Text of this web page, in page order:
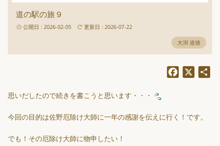
道の駅の旅９
公開日 : 2026-02-05 更新日 : 2026-07-22
大渕 道徳
Facebook
思いだしたので続きを書こうと思います・・・
今回の目的は佐野厄除け大師に一年の感謝を伝えに行く！です。
でも！その厄除け大師に物申したい！